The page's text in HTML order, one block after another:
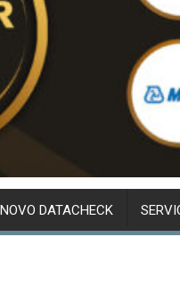
NOVO DATACHECK